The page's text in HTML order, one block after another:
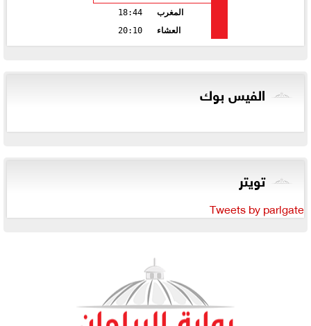
المغرب
18:44
العشاء
20:10
الفيس بوك
تويتر
Tweets by parlgate